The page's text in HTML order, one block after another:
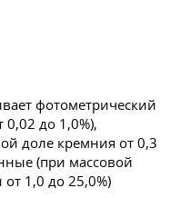
фотометрический
до 1,0%),
доле кремния от 0,3
(при массовой
1,0 до 25,0%)